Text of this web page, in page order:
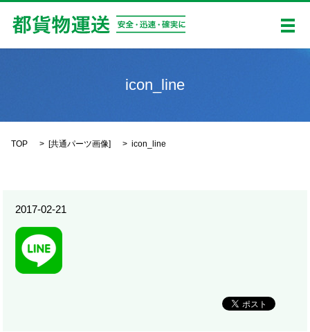
メ
icon_line
TOP [共通パーツ画像] icon_line
2017-02-21